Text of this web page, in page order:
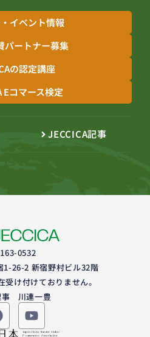
イベント情報
パートナー募集
の認定講座
Eコマース検定
JECCICA記事
0532
1-26-2 新宿野村ビル32階
受け付けておりません。
事 川連一豊